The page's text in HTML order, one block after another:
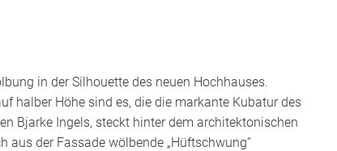
in der Silhouette des neuen Hochhauses.
halber Höhe sind es, die die markante Kubatur des
Bjarke Ingels, steckt hinter dem architektonischen
aus der Fassade wölbende „Hüftschwung“